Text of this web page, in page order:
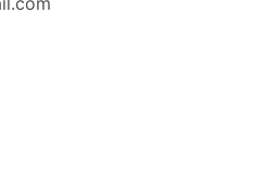
khí
kẹp nôi không cánh
2S